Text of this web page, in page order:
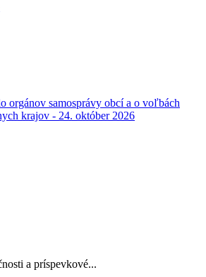
orgánov samosprávy obcí a o voľbách
krajov - 24. október 2026
a príspevkové...